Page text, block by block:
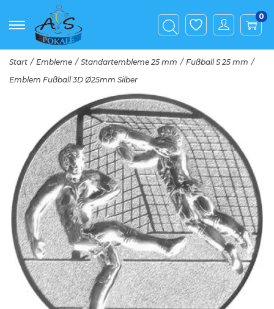
0
Start / Embleme / Standartembleme 25 mm / Fußball S 25 mm /
Emblem Fußball 3D Ø25mm Silber